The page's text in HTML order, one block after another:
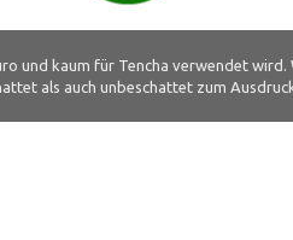
und kaum für Tencha verwendet
als auch unbeschattet zum